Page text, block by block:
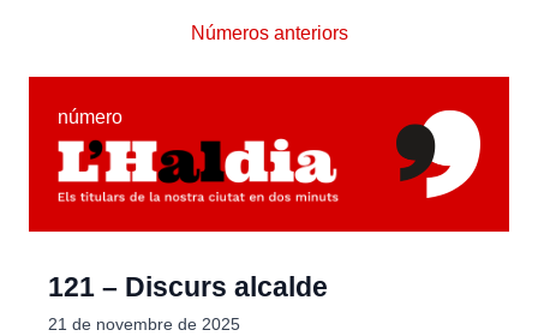
Números anteriors
número
121 – Discurs alcalde
21 de novembre de 2025